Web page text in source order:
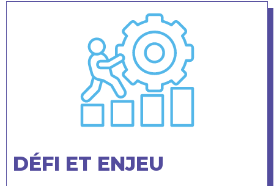
DÉFI ET ENJEU